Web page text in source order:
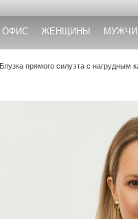
ОФИС ЖЕНЩИНЫ
Блузка прямого силуэта с нагрудным